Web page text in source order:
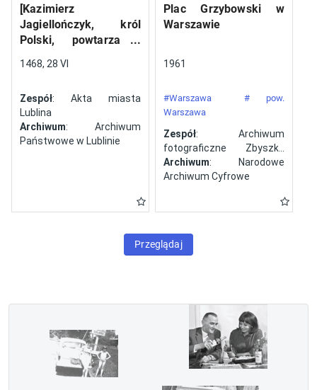
[Kazimierz
Jagiellończyk, król
Polski, powtarza i
wystawiony w Lublinie,
Jana ze Szczekocin,
starostę
1468, 28 VI
Zespół: Akta miasta
Lublina
Archiwum: Archiwum
Państwowe w Lublinie
Plac Grzybowski w
Warszawie
1961
#Warszawa
# pow.
Warszawa
Zespół: Archiwum
fotograficzne Zbyszka
Siemaszki
Archiwum: Narodowe
Archiwum Cyfrowe
Przeglądaj